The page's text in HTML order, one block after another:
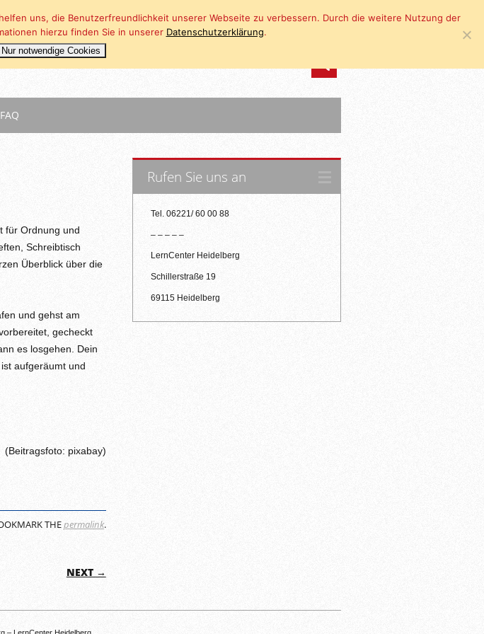
FAQ
für Ordnung und
Schreibtisch
Überblick über die
und gehst am
gecheckt
es losgehen. Dein
aufgeräumt und
(Beitragsfoto: pixabay)
THEpermalink.
NEXT →
Rufen Sie uns an
Tel. 06221/ 60 00 88
– – – – –
LernCenter Heidelberg
Schillerstraße 19
69115 Heidelberg
uns, die Benutzerfreundlichkeit unserer Webseite zu verbessern. Durch die weitere Nutzung der
hierzu finden Sie in unserer Datenschutzerklärung.
Nur notwendige Cookies